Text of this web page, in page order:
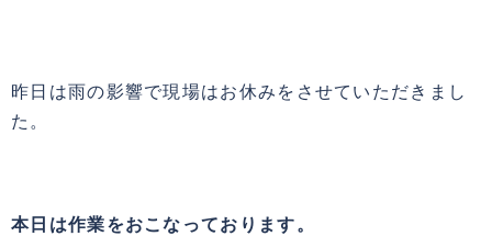
昨日は雨の影響で現場はお休みをさせていただきまし
た。
本日は作業をおこなっております。